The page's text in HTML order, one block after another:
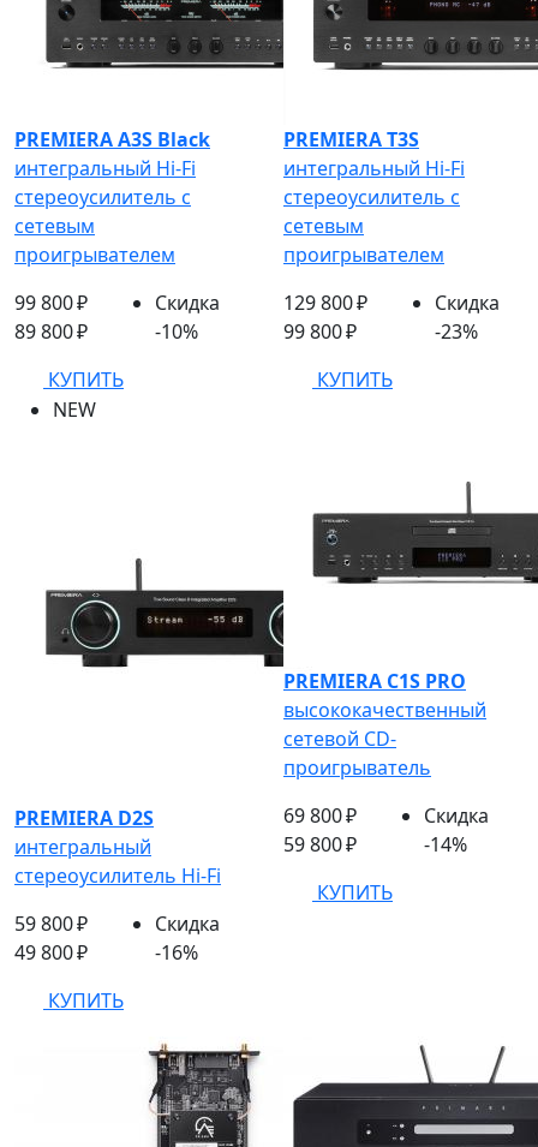
PREMIERA A3S Black
интегральный Hi-Fi
стереоусилитель с
сетевым
проигрывателем
99 800 ₽
89 800 ₽
Скидка
-10%
КУПИТЬ
PREMIERA T3S
интегральный Hi-Fi
стереоусилитель с
сетевым
проигрывателем
129 800 ₽
99 800 ₽
Скидка
-23%
КУПИТЬ
NEW
PREMIERA D2S
интегральный
стереоусилитель Hi-Fi
59 800 ₽
49 800 ₽
Скидка
-16%
КУПИТЬ
PREMIERA C1S PRO
высококачественный
сетевой CD-
проигрыватель
69 800 ₽
59 800 ₽
Скидка
-14%
КУПИТЬ